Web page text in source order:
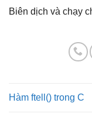
Biên dịch và chạy
Hàm ftell() trong C